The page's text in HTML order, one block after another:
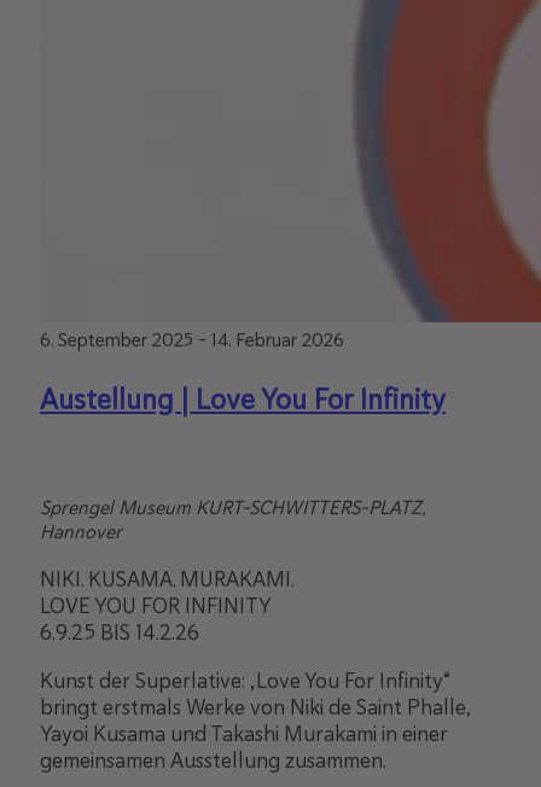
6. September 2025 - 14. Februar 2026
Austellung | Love You For Infinity
Sprengel Museum KURT-SCHWITTERS-PLATZ,
Hannover
NIKI. KUSAMA. MURAKAMI.
LOVE YOU FOR INFINITY
6.9.25 BIS 14.2.26
Kunst der Superlative: „Love You For Infinity“
bringt erstmals Werke von Niki de Saint Phalle,
Yayoi Kusama und Takashi Murakami in einer
gemeinsamen Ausstellung zusammen.